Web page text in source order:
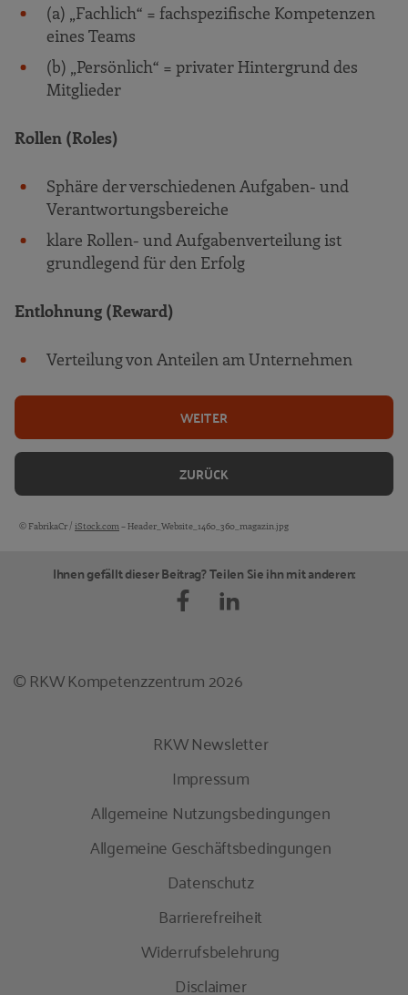
(a) „Fachlich“ = fachspezifische Kompetenzen
eines Teams
(b) „Persönlich“ = privater Hintergrund des
Mitglieder
Rollen (Roles)
Sphäre der verschiedenen Aufgaben- und
Verantwortungsbereiche
klare Rollen- und Aufgabenverteilung ist
grundlegend für den Erfolg
Entlohnung (Reward)
Verteilung von Anteilen am Unternehmen
ZURÜCK
WEITER
Bildquellen und Copyright-Hinweise
© FabrikaCr / iStock.com – Header_Website_1460_360_magazin.jpg
Ihnen gefällt dieser Beitrag? Teilen Sie ihn mit anderen:
© RKW Kompetenzzentrum 2026
RKW Newsletter
Impressum
Allgemeine Nutzungsbedingungen
Allgemeine Geschäftsbedingungen
Datenschutz
Barrierefreiheit
Widerrufsbelehrung
Disclaimer